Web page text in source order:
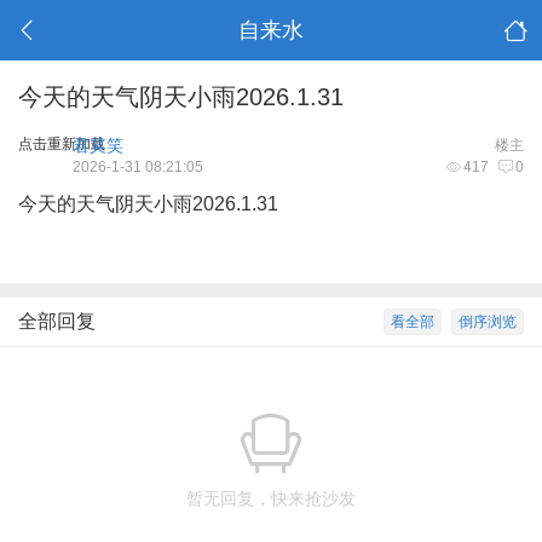
自来水
今天的天气阴天小雨2026.1.31
点击重新加载 楼主
君莫笑
417 0
2026-1-31 08:21:05
今天的天气阴天小雨2026.1.31
倒序浏览
看全部
全部回复
暂无回复，快来抢沙发